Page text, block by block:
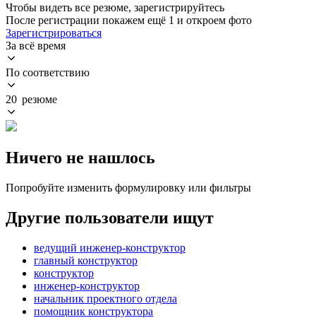
Чтобы видеть все резюме, зарегистрируйтесь
После регистрации покажем ещё 1 и откроем фото
Зарегистрироваться
За всё время
По соответствию
20 резюме
Ничего не нашлось
Попробуйте изменить формулировку или фильтры
Другие пользователи ищут
ведущий инженер-конструктор
главный конструктор
конструктор
инженер-конструктор
начальник проектного отдела
помощник конструктора